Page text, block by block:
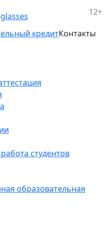
12+
кредитКонтакты
студентов
образовательная